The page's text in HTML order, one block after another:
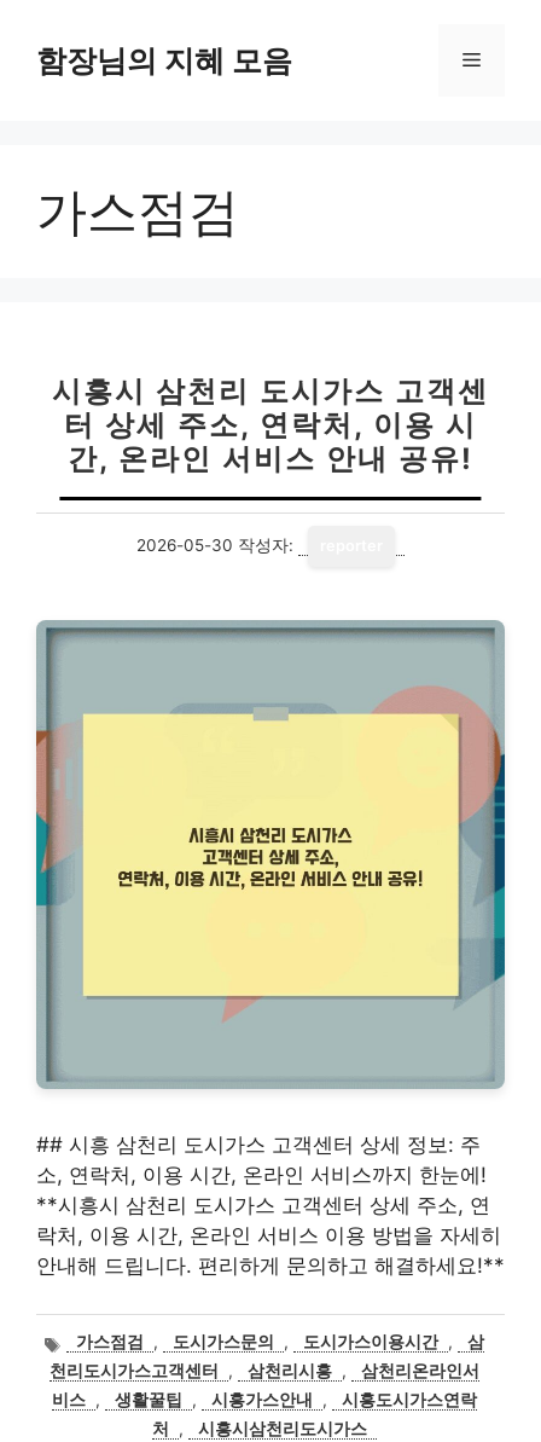
함장님의 지혜 모음 메
가스점검
시흥시 삼천리 도시가스 고객센
터 상세 주소, 연락처, 이용 시
간, 온라인 서비스 안내 공유!
2026-05-30 작성자:
## 시흥 삼천리 도시가스 고객센터 상세 정보: 주
소, 연락처, 이용 시간, 온라인 서비스까지 한눈에!
**시흥시 삼천리 도시가스 고객센터 상세 주소, 연
락처, 이용 시간, 온라인 서비스 이용 방법을 자세히
안내해 드립니다. 편리하게 문의하고 해결하세요!**
태
그
가스점검 , 도시가스문의 , 도시가스이용시간 ,
삼
천리도시가스고객센터
, 삼천리시흥 ,
삼천리온라인서
비스 , 생활꿀팁 , 시흥가스안내 ,
시흥도시가스연락
처
, 시흥시삼천리도시가스